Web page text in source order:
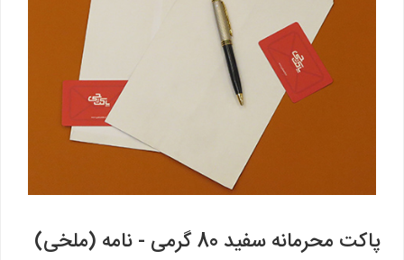
پاکت محرمانه سفید 80 گرمی - نامه (ملخی)